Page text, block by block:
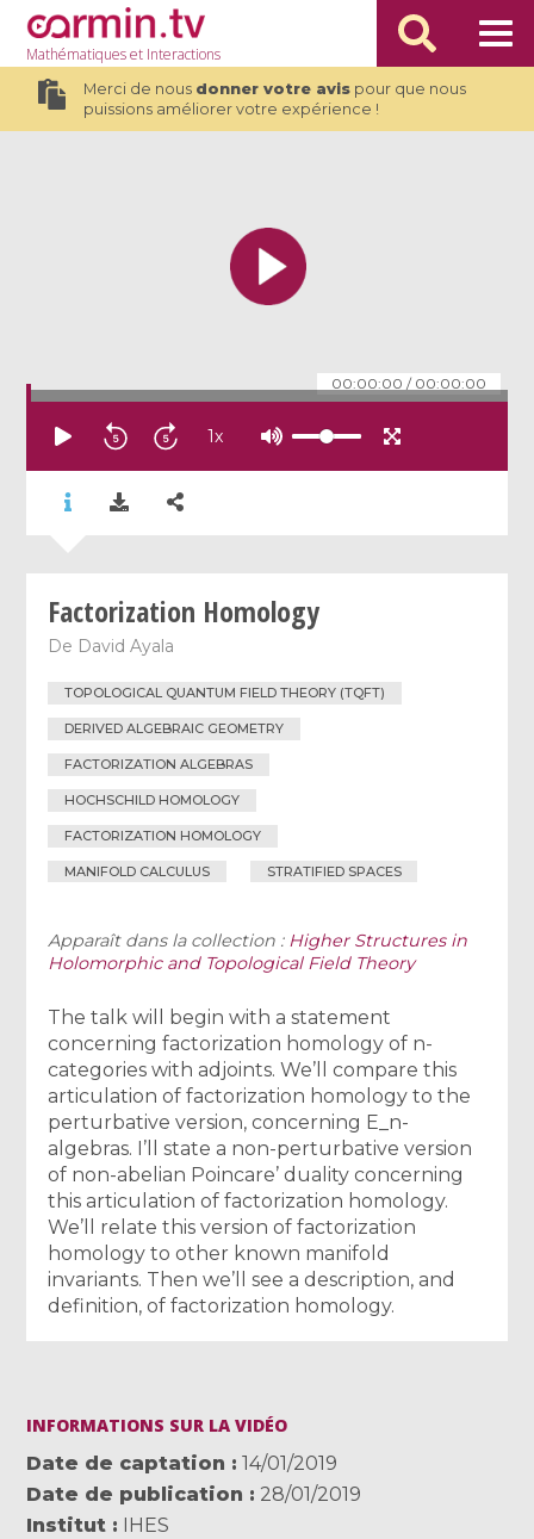
Mathématiqueset Interactions
Merci de nous donner votre avispour que nous
puissions améliorer votre expérience !
00:00:00 / 00:00:00
1x
Factorization Homology
De David Ayala
TOPOLOGICAL QUANTUM FIELD THEORY (TQFT)
DERIVED ALGEBRAIC GEOMETRY
FACTORIZATION ALGEBRAS
HOCHSCHILD HOMOLOGY
FACTORIZATION HOMOLOGY
MANIFOLD CALCULUS STRATIFIED SPACES
Apparaît dans la collection : Higher Structures in
Holomorphic and Topological Field Theory
The talk will begin with a statement
concerning factorization homology of n-
categories with adjoints. We’ll compare this
articulation of factorization homology to the
perturbative version, concerning E_n-
algebras. I’ll state a non-perturbative version
of non-abelian Poincare’ duality concerning
this articulation of factorization homology.
We’ll relate this version of factorization
homology to other known manifold
invariants. Then we’ll see a description, and
definition, of factorization homology.
INFORMATIONS SUR LA VIDÉO
Date de captation
14/01/2019
Date de publication
28/01/2019
Institut
IHES